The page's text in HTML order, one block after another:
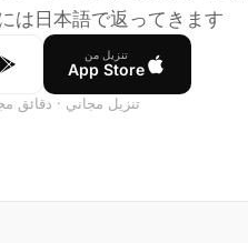
は日本語で返ってきます。
تنزيل من
App Store
تنزيل مجاني · دقائق